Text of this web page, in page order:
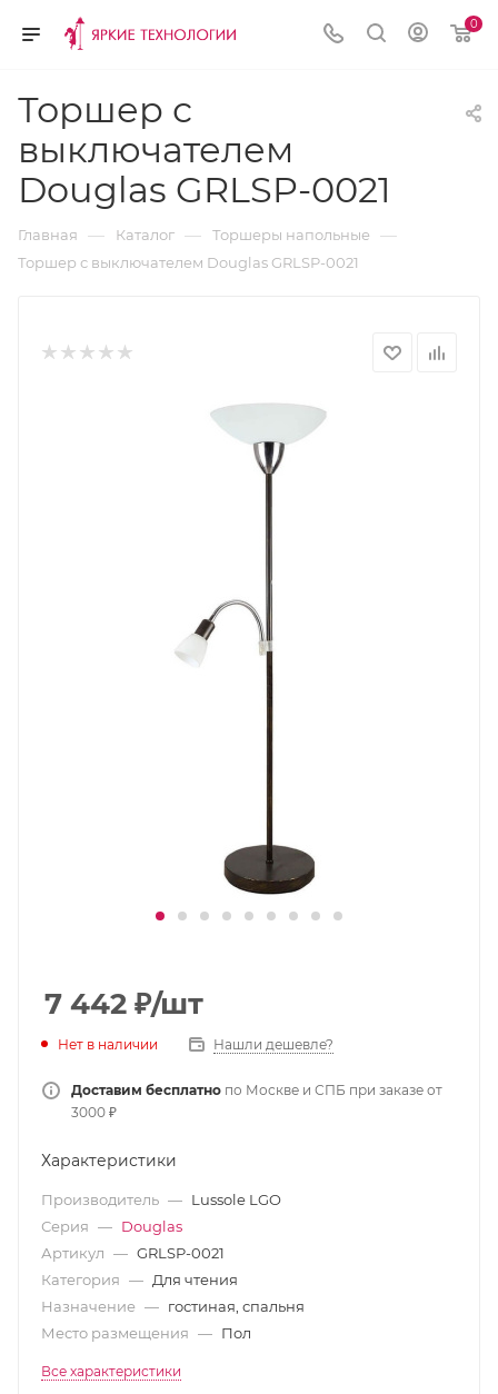
0
Торшер с
выключателем
Douglas GRLSP-0021
Главная — Каталог — Торшеры напольные —
Торшер с выключателем Douglas GRLSP-0021
7 442 ₽/шт
Нет в наличии Нашли дешевле?
Доставим бесплатно по Москве и СПБ при заказе от
3000 ₽
Характеристики
Производитель — Lussole LGO
Серия — Douglas
Артикул — GRLSP-0021
Категория — Для чтения
Назначение — гостиная, спальня
Место размещения — Пол
Все характеристики